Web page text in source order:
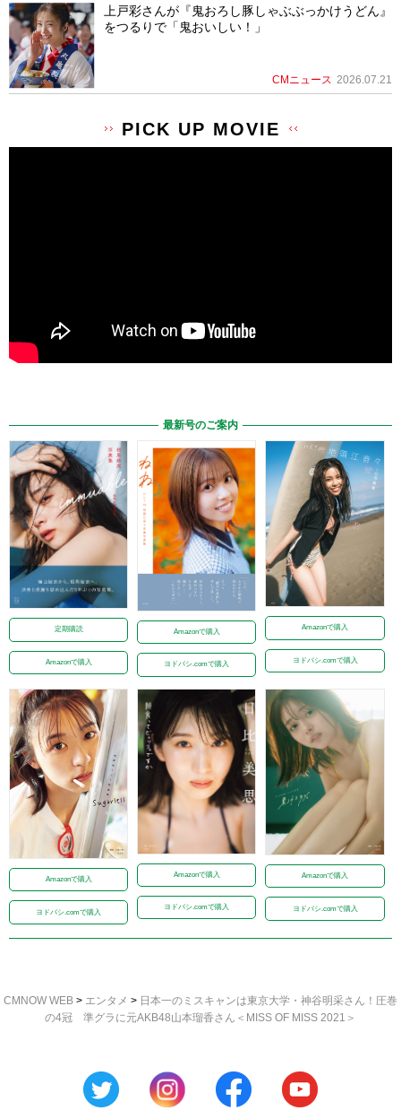
上戸彩さんが『鬼おろし豚しゃぶぶっかけうどん』
をつるりで「鬼おいしい！」
CMニュース 2026.07.21
PICK UP MOVIE
最新号のご案内
定期購読
Amazonで購入
Amazonで購入
ヨドバシ.comで購入
Amazonで購入
ヨドバシ.comで購入
Amazonで購入
ヨドバシ.comで購入
Amazonで購入
ヨドバシ.comで購入
Amazonで購入
ヨドバシ.comで購入
CMNOW WEB > エンタメ > 日本一のミスキャンは東京大学・神谷明采さん！圧巻
の4冠 準グラに元AKB48山本瑠香さん＜MISS OF MISS 2021＞